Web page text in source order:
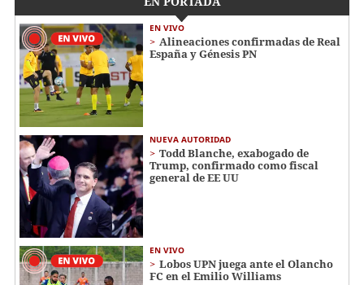
EN VIVO
Alineaciones confirmadas de Real
España y Génesis PN
NUEVA AUTORIDAD
Todd Blanche, exabogado de
Trump, confirmado como fiscal
general de EE UU
EN VIVO
Lobos UPN juega ante el Olancho
FC en el Emilio Williams